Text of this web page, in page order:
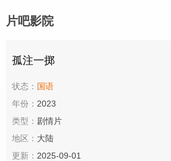
片吧影院
孤注一掷
状态： 国语
年份： 2023
类型： 剧情片
地区： 大陆
更新： 2025-09-01